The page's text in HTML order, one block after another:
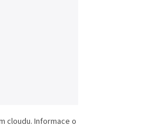
cloudu. Informace o